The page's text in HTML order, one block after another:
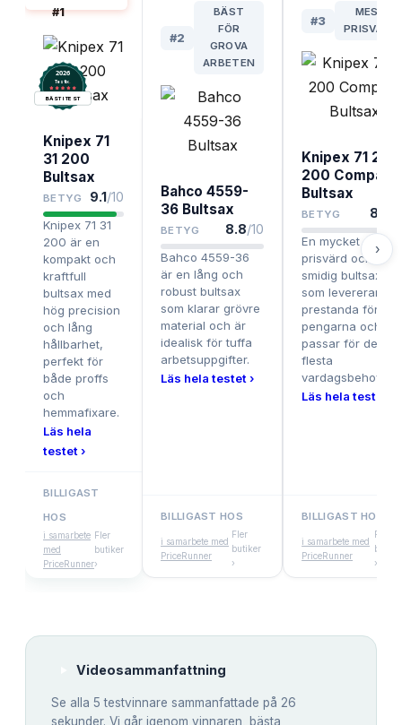
#1
2026
Testix.
BÄST I TEST
Knipex 71
31 200
Bultsax
BETYG 9.1/10
Knipex 71 31
200 är en
kompakt och
kraftfull
bultsax med
hög precision
och lång
hållbarhet,
perfekt för
både proffs
och
hemmafixare.
Läs hela
testet ›
BILLIGAST
HOS
i samarbete
med
PriceRunner
Fler
butiker
›
#2
BÄST
FÖR
GROVA
ARBETEN
Bahco 4559-
36 Bultsax
BETYG 8.8/10
Bahco 4559-36
är en lång och
robust bultsax
som klarar grövre
material och är
idealisk för tuffa
arbetsuppgifter.
Läs hela testet ›
BILLIGAST HOS
i samarbete med
PriceRunner
Fler
butiker
›
#3
MEST
PRISVÄRD
Knipex 71 2
200 Compact
Bultsax
BETYG 8.5
En mycket
prisvärd och
smidig bultsax
som levererar bra
prestanda för
pengarna och
passar för de
flesta
vardagsbehov.
Läs hela testet ›
BILLIGAST HOS
i samarbete med
PriceRunner
Fler
›
›
Videosammanfattning
Se alla 5 testvinnare sammanfattade på 26
sekunder. Vi går igenom vinnaren, bästa